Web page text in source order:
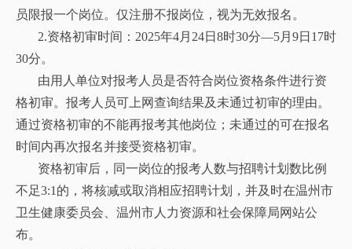
员限报一个岗位。仅注册不报岗位，视为无效报名。
2.资格初审时间：2025年4月24日8时30分—5月9日17时
30分。
由用人单位对报考人员是否符合岗位资格条件进行资
格初审。报考人员可上网查询结果及未通过初审的理由。
通过资格初审的不能再报考其他岗位；未通过的可在报名
时间内再次报名并接受资格初审。
资格初审后，同一岗位的报考人数与招聘计划数比例
不足3:1的，将核减或取消相应招聘计划，并及时在温州市
卫生健康委员会、温州市人力资源和社会保障局网站公
布。